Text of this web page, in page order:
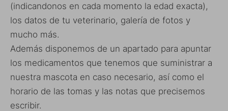
(indicandonos en cada momento la edad exacta),
los datos de tu veterinario, galería de fotos y
mucho más.
Además disponemos de un apartado para apuntar
los medicamentos que tenemos que suministrar a
nuestra mascota en caso necesario, así como el
horario de las tomas y las notas que precisemos
escribir.